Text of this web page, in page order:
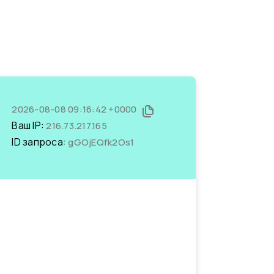
2026-08-08 09:16:42 +0000
Ваш IP:216.73.217.165
ID запроса:gGOjEQfk2Os1